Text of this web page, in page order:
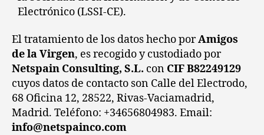
Electrónico (LSSI-CE).
El tratamiento de los datos hecho porAmigos
de la Virgen, es recogido y custodiado por
Netspain Consulting, S.L. con CIF B82249129
cuyos datos de contacto son Calle del Electrodo,
68 Oficina 12, 28522, Rivas-Vaciamadrid,
Madrid. Teléfono: +34656804983. Email:
info@netspainco.com